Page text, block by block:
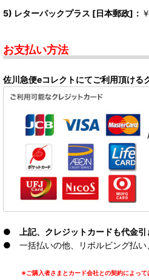
5) レターパックプラス [日本郵政]：
お支払い方法
佐川急便eコレクトにてご利用頂ける
● 上記、クレジットカードも代金引
● 一括払いの他、リボルビング払い
※ご購入者さまとカード会社との契約によっては